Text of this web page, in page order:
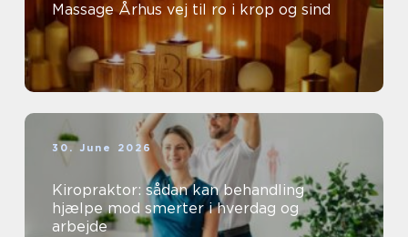
Massage Århus vej til ro i krop og sind
30. June 2026
Kiropraktor: sådan kan behandling
hjælpe mod smerter i hverdag og
arbejde